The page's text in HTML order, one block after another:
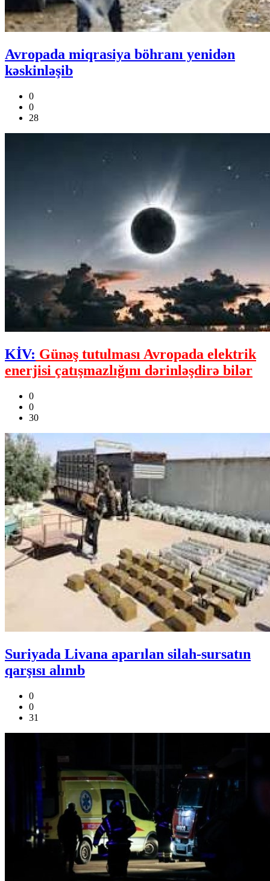
Avropada miqrasiya böhranı yenidən
kəskinləşib
0
0
28
KİV: Günəş tutulması Avropada elektrik
enerjisi çatışmazlığını dərinləşdirə bilər
0
0
30
Suriyada Livana aparılan silah-sursatın
qarşısı alınıb
0
0
31